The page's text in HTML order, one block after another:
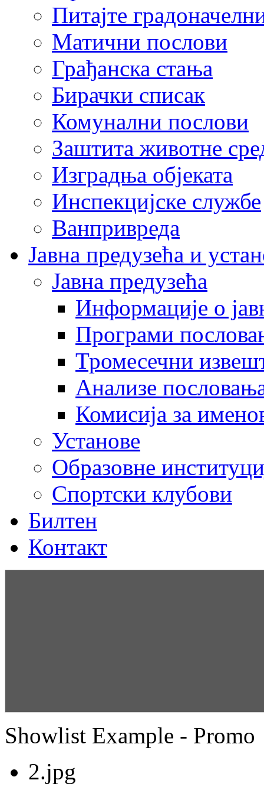
Питајте
Матични послови
Грађанска стања
Бирачки списак
Комунални послови
Заштита животне
Изградња објеката
Инспекцијске службе
Ванпривреда
Јавна предузећа и
Јавна предузећа
Информације о
Програми
Тромесечни
Анализе
Комисија за
Установе
Образовне
Спортски клубови
Билтен
Контакт
Showlist Example - Promo
2.jpg